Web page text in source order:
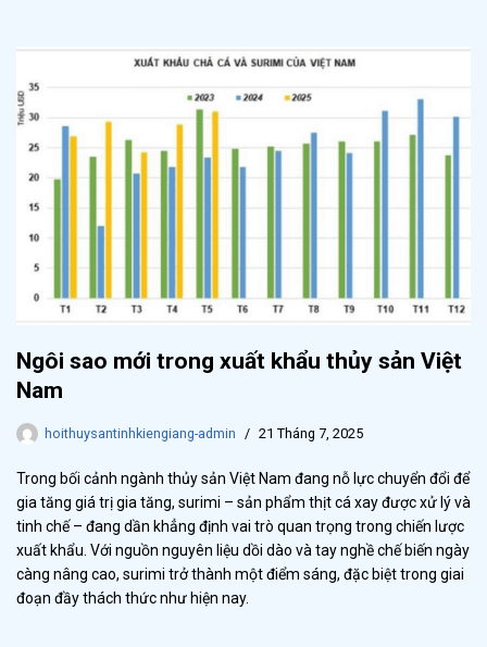
Ngôi sao mới trong xuất khẩu thủy sản Việt
Nam
hoithuysantinhkiengiang-admin 21 Tháng 7, 2025
Trong bối cảnh ngành thủy sản Việt Nam đang nỗ lực chuyển đổi để
gia tăng giá trị gia tăng, surimi – sản phẩm thịt cá xay được xử lý và
tinh chế – đang dần khẳng định vai trò quan trọng trong chiến lược
xuất khẩu. Với nguồn nguyên liệu dồi dào và tay nghề chế biến ngày
càng nâng cao, surimi trở thành một điểm sáng, đặc biệt trong giai
đoạn đầy thách thức như hiện nay.